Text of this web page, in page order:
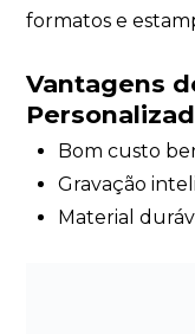
formatos e
Vantagens
Bom custo
Gravação
Material